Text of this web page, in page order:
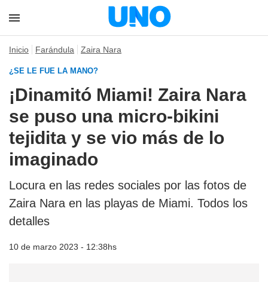
Inicio Farándula Zaira Nara
¿SE LE FUE LA MANO?
¡Dinamitó Miami! Zaira Nara
se puso una micro-bikini
tejidita y se vio más de lo
imaginado
Locura en las redes sociales por las fotos de
Zaira Nara en las playas de Miami. Todos los
detalles
10 de marzo 2023 - 12:38hs